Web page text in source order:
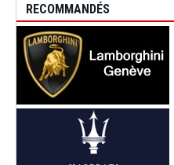
RECOMMANDÉS